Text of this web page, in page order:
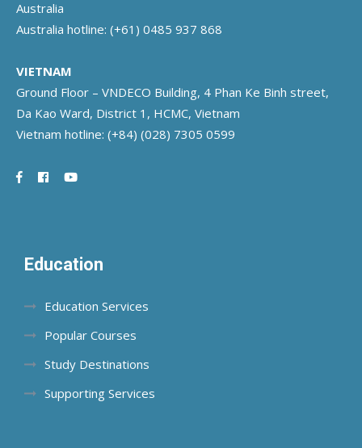
Australia
Australia hotline: (+61) 0485 937 868
VIETNAM
Ground Floor – VNDECO Building, 4 Phan Ke Binh street,
Da Kao Ward, District 1, HCMC, Vietnam
Vietnam hotline: (+84) (028) 7305 0599
Education
Education Services
Popular Courses
Study Destinations
Supporting Services